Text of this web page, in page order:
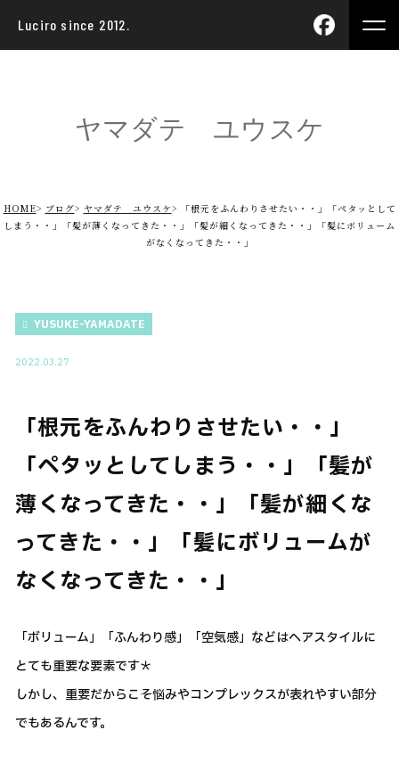
Luciro since 2012.
ヤマダテ ユウスケ
HOME ブログ ヤマダテ ユウスケ
「根元をふんわりさせたい・・」「ペタッとして
しまう・・」「髪が薄くなってきた・・」「髪が細くなってきた・・」「髪にボリューム
がなくなってきた・・」
YUSUKE-YAMADATE
2022.03.27
「根元をふんわりさせたい・・」
「ペタッとしてしまう・・」「髪が
薄くなってきた・・」「髪が細くな
ってきた・・」「髪にボリュームが
なくなってきた・・」
「ボリューム」「ふんわり感」「空気感」などはヘアスタイルに
とても重要な要素です＊
しかし、重要だからこそ悩みやコンプレックスが表れやすい部分
でもあるんです。